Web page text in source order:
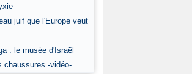
juif que l'Europe veut
: le musée d'Israël
chaussures -vidéo-